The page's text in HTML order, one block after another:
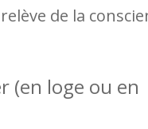
de la
(en loge ou en